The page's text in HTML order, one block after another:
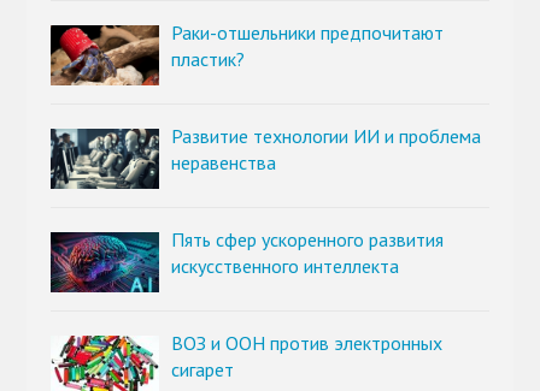
Раки-отшельники предпочитают
пластик?
Развитие технологии ИИ и проблема
неравенства
Пять сфер ускоренного развития
искусственного интеллекта
ВОЗ и ООН против электронных
сигарет